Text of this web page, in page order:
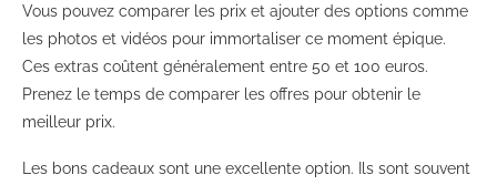
Vous pouvez comparer les prix et ajouter des options comme
les photos et vidéos pour immortaliser ce moment épique.
Ces extras coûtent généralement entre 50 et 100 euros.
Prenez le temps de comparer les offres pour obtenir le
meilleur prix.
Les bons cadeaux sont une excellente option. Ils sont souvent